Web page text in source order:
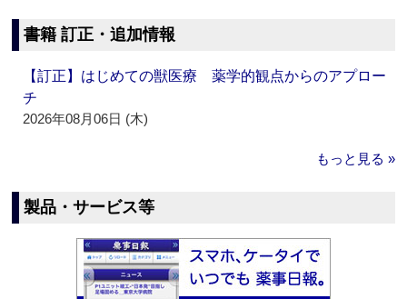
書籍 訂正・追加情報
【訂正】はじめての獣医療 薬学的観点からのアプロー
チ
2026年08月06日 (木)
もっと見る »
製品・サービス等